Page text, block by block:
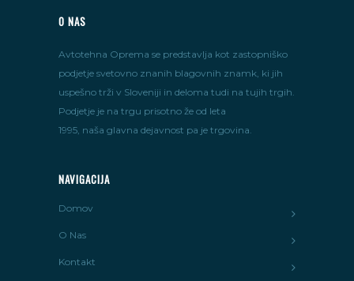
O NAS
Avtotehna Oprema se predstavlja kot zastopniško
podjetje svetovno znanih blagovnih znamk, ki jih
uspešno trži v Sloveniji in deloma tudi na tujih trgih.
Podjetje je na trgu prisotno že od leta
1995, naša glavna dejavnost pa je trgovina.
NAVIGACIJA
Domov
O Nas
Kontakt